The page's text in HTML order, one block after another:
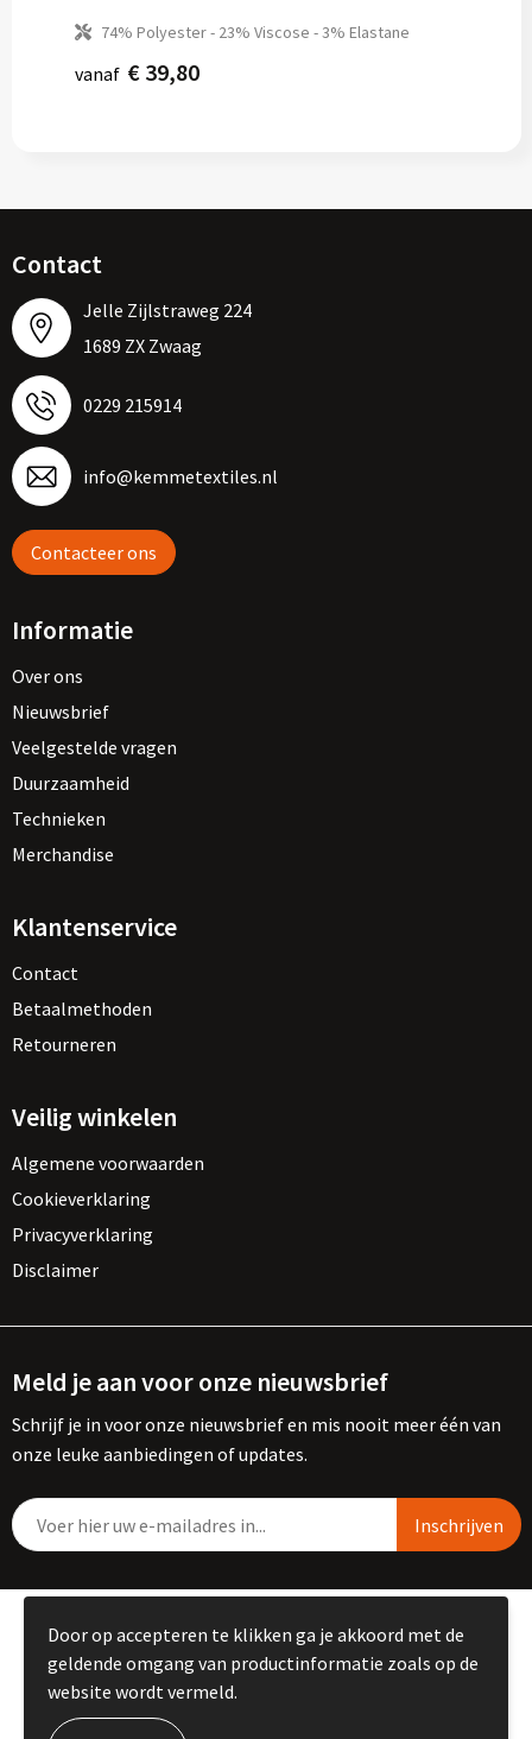
74% Polyester - 23% Viscose - 3% Elastane
vanaf € 39,80
Contact
Jelle Zijlstraweg 224
1689 ZX Zwaag
0229 215914
info@kemmetextiles.nl
Contacteer ons
Informatie
Over ons
Nieuwsbrief
Veelgestelde vragen
Duurzaamheid
Technieken
Merchandise
Klantenservice
Contact
Betaalmethoden
Retourneren
Veilig winkelen
Algemene voorwaarden
Cookieverklaring
Privacyverklaring
Disclaimer
Meld je aan voor onze nieuwsbrief
Schrijf je in voor onze nieuwsbrief en mis nooit meer één van
onze leuke aanbiedingen of updates.
© Copyright Kemme B.V. 2023
Door op accepteren te klikken ga je akkoord met de
geldende omgang van productinformatie zoals op de
website wordt vermeld.